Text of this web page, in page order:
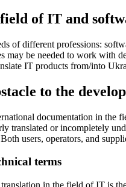
of IT and
of different professions:
may be needed to work with
IT products from/into
to the
documentation in the
translated or incompletely
Both users, operators, and
terms
in the field of IT is